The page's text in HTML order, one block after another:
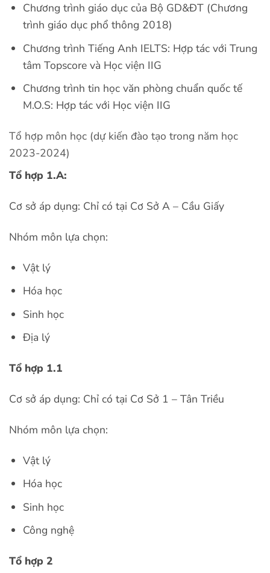
Chương trình giáo dục của Bộ GD&ĐT (Chương
trình giáo dục phổ thông 2018)
Chương trình Tiếng Anh IELTS: Hợp tác với Trung
tâm Topscore và Học viện IIG
Chương trình tin học văn phòng chuẩn quốc tế
M.O.S: Hợp tác với Học viện IIG
Tổ hợp môn học (dự kiến đào tạo trong năm học
2023-2024)
Tổ hợp 1.A:
Cơ sở áp dụng: Chỉ có tại Cơ Sở A – Cầu Giấy
Nhóm môn lựa chọn:
Vật lý
Hóa học
Sinh học
Địa lý
Tổ hợp 1.1
Cơ sở áp dụng: Chỉ có tại Cơ Sở 1 – Tân Triều
Nhóm môn lựa chọn:
Vật lý
Hóa học
Sinh học
Công nghệ
Tổ hợp 2